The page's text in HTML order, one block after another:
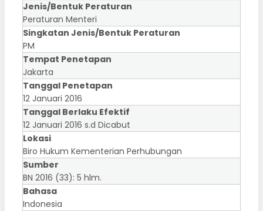
Jenis/Bentuk Peraturan
Peraturan Menteri
Singkatan Jenis/Bentuk Peraturan
PM
Tempat Penetapan
Jakarta
Tanggal Penetapan
12 Januari 2016
Tanggal Berlaku Efektif
12 Januari 2016 s.d Dicabut
Lokasi
Biro Hukum Kementerian Perhubungan
Sumber
BN 2016 (33): 5 hlm.
Bahasa
Indonesia